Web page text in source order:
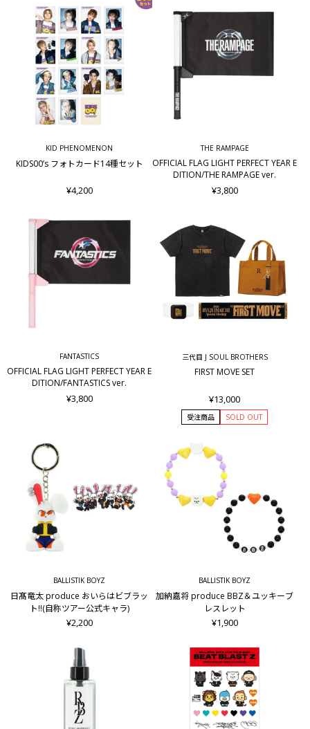
KID PHENOMENON
KIDS00’s フォトカード14種セット
¥4,200
THE RAMPAGE
OFFICIAL FLAG LIGHT PERFECT YEAR E
DITION/THE RAMPAGE ver.
¥3,800
FANTASTICS
OFFICIAL FLAG LIGHT PERFECT YEAR E
DITION/FANTASTICS ver.
¥3,800
三代目 J SOUL BROTHERS
FIRST MOVE SET
¥13,000
受注商品 SOLD OUT
BALLISTIK BOYZ
日髙竜太 produce おいらはビブラッ
ト!!(自称ツアー公式キャラ)
¥2,200
BALLISTIK BOYZ
加納嘉将 produce BBZ＆ユッキーブ
レスレット
¥1,900